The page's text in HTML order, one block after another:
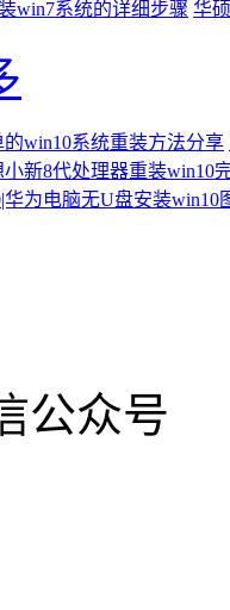
win7系统的详细步骤 华
win10系统重装方法分享
新8代处理器重装win10
为电脑无U盘安装win10
公众号